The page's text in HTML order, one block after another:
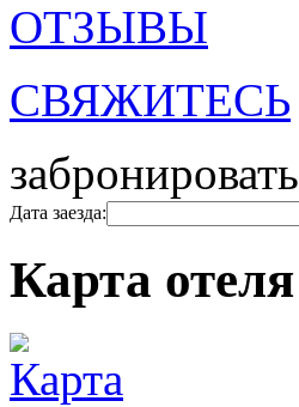
ОТЗЫВЫ
СВЯЖИТЕСЬ
забронировать
Дата заезда:
Карта отеля